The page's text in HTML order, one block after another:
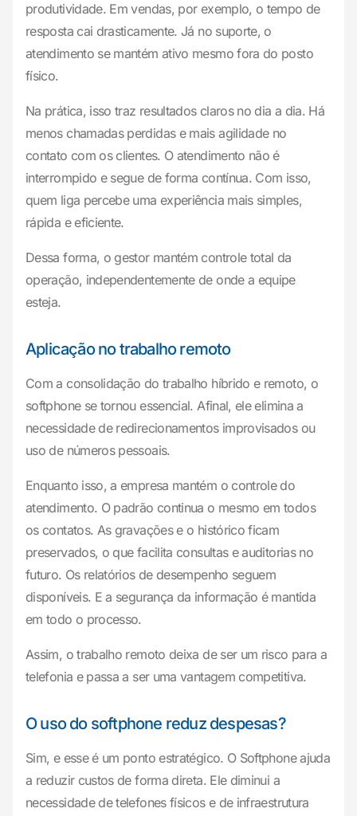
produtividade. Em vendas, por exemplo, o tempo de
resposta cai drasticamente. Já no suporte, o
atendimento se mantém ativo mesmo fora do posto
físico.
Na prática, isso traz resultados claros no dia a dia. Há
menos chamadas perdidas e mais agilidade no
contato com os clientes. O atendimento não é
interrompido e segue de forma contínua. Com isso,
quem liga percebe uma experiência mais simples,
rápida e eficiente.
Dessa forma, o gestor mantém controle total da
operação, independentemente de onde a equipe
esteja.
Aplicação no trabalho remoto
Com a consolidação do trabalho híbrido e remoto, o
softphone se tornou essencial. Afinal, ele elimina a
necessidade de redirecionamentos improvisados ou
uso de números pessoais.
Enquanto isso, a empresa mantém o controle do
atendimento. O padrão continua o mesmo em todos
os contatos. As gravações e o histórico ficam
preservados, o que facilita consultas e auditorias no
futuro. Os relatórios de desempenho seguem
disponíveis. E a segurança da informação é mantida
em todo o processo.
Assim, o trabalho remoto deixa de ser um risco para a
telefonia e passa a ser uma vantagem competitiva.
O uso do softphone reduz despesas?
Sim, e esse é um ponto estratégico. O Softphone ajuda
a reduzir custos de forma direta. Ele diminui a
necessidade de telefones físicos e de infraestrutura